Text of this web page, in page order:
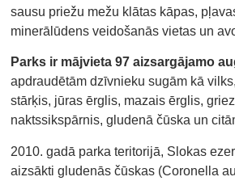
sausu priežu mežu klātas kāpas,
minerālūdens veidošanās vietas un
Parks ir mājvieta 97 aizsargājamo
apdraudētām dzīvnieku sugām kā
stārķis, jūras ērglis, mazais ērglis,
naktssikspārnis, gludenā čūska un
2010. gadā parka teritorijā, Slokas
aizsākti gludenās čūskas (Coronella